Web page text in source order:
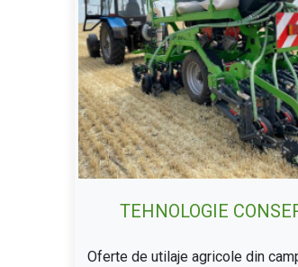
TEHNOLOGIE
Oferte de utilaje agricole din